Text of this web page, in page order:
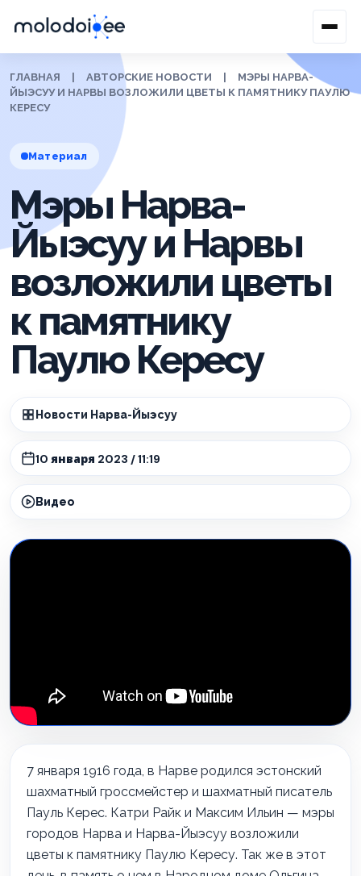
ГЛАВНАЯ АВТОРСКИЕ НОВОСТИ
МЭРЫ НАРВА-
ЙЫЭСУУ И НАРВЫ ВОЗЛОЖИЛИ ЦВЕТЫ К ПАМЯТНИКУ ПАУЛЮ
КЕРЕСУ
Материал
Мэры Нарва-
Йыэсуу и Нарвы
возложили цветы
к памятнику
Паулю Кересу
Новости Нарва-Йыэсуу
10 января 2023 / 11:19
Видео
7 января 1916 года, в Нарве родился эстонский
шахматный гроссмейстер и шахматный писатель
Пауль Керес. Катри Райк и Максим Ильин — мэры
городов Нарва и Нарва-Йыэсуу возложили
цветы к памятнику Паулю Кересу. Так же в этот